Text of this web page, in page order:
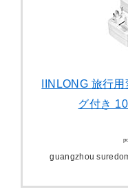
IINLONG 旅行
グ付き
guangzhou